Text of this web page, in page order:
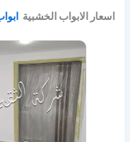
اسعار الابواب الخشبية